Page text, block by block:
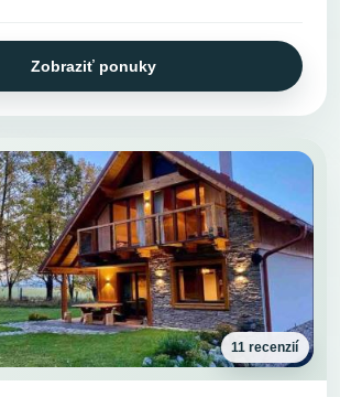
Zobraziť ponuky
11 recenzií